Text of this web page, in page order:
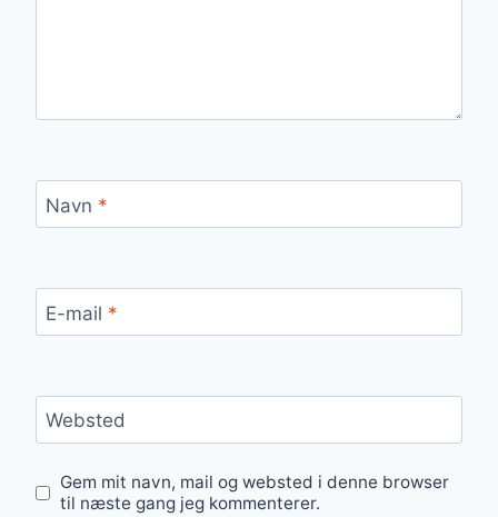
Navn *
E-mail *
Websted
Gem mit navn, mail og websted i denne browser
til næste gang jeg kommenterer.